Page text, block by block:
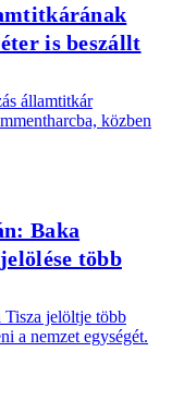
is beszállt
államtitkár
közben
Baka
több
Tisza jelöltje több
a nemzet egységét.